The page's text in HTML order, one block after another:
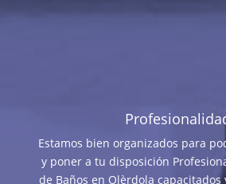
Estamos bien organizados para
y poner a tu disposición
de Baños en Olèrdola